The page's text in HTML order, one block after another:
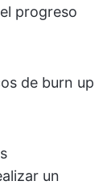
progreso
de burn up
un